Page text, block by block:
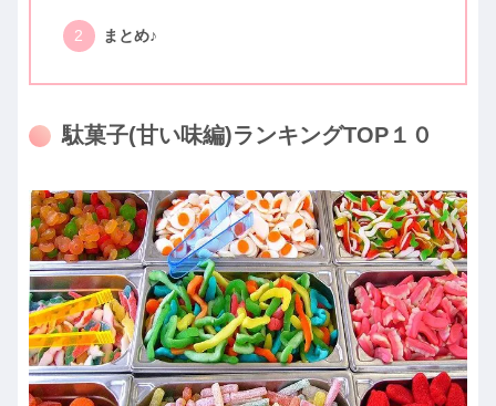
まとめ♪
駄菓子(甘い味編)ランキングTOP１０